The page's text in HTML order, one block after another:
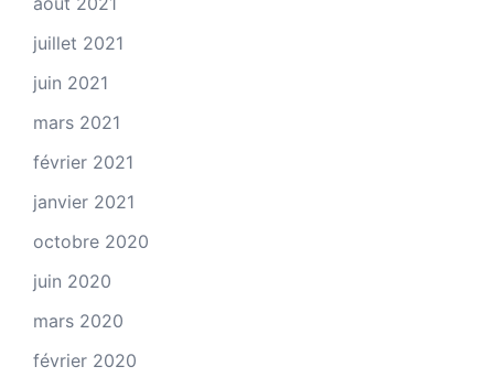
juillet 2021
juin 2021
mars 2021
février 2021
janvier 2021
octobre 2020
juin 2020
mars 2020
février 2020